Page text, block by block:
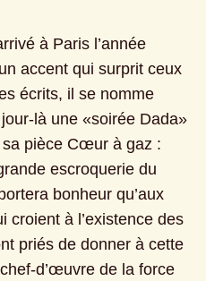
à Paris l’année
accent qui surprit ceux
écrits, il se nomme
là une «soirée Dada»
pièce Cœur à gaz :
escroquerie du
bonheur qu’aux
croient à l’existence des
priés de donner à cette
d’œuvre de la force